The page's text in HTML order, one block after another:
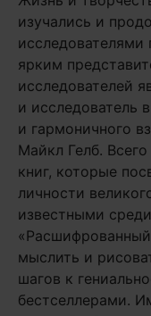
изучались и
ярким
исследователей
и исследователь
и гармоничного
Майкл Гелб.
книг, которые
личности
известными
мыслить и
шагов к
бестселлерами.